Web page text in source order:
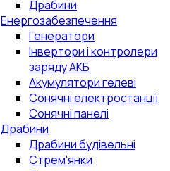
Драбини
Енергозабезпечення
Генератори
Інвертори і контролери
заряду АКБ
Акумулятори гелеві
Сонячні електростанції
Сонячні панелі
Драбини
Драбини будівельні
Стрем'янки